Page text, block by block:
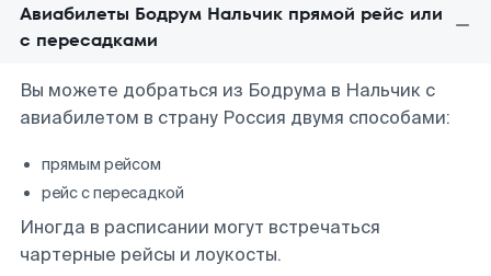
Авиабилеты Бодрум Нальчик прямой рейс или
с пересадками
Вы можете добраться из Бодрума в Нальчик с
авиабилетом в страну Россия двумя способами:
прямым рейсом
рейс с пересадкой
Иногда в расписании могут встречаться
чартерные рейсы и лоукосты.